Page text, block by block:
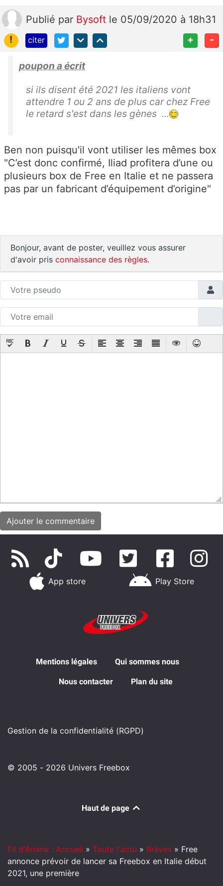
Publié par Bysoft le 05/09/2020 à 18h31
!
citer + -
poupon a écrit
si ils disent été 2021 les italiens vont
attendre 1 ou 2 ans de plus car chez Free
le retard s'est dans les gènes ...
Ben non puisqu'il vont utiliser les mêmes box
"C’est donc confirmé, Iliad profitera d’une ou
plusieurs box de Free en Italie et ne passera
pas par un fabricant d’équipement d’origine"
Bonjour, avant de poster, veuillez vous assurer
d'avoir pris connaissance des règles.
App store Play Store
Mentions légales Qui sommes nous
Nous contacter Plan du site
Gestion de la confidentialité (RGPD)
© 2005 - 2026 Univers Freebox
Haut de page
Fil d'Ariane : Accueil » Toute l'actu » Brèves » Free
annonce prévoir de lancer sa Freebox en Italie début
2021, une première